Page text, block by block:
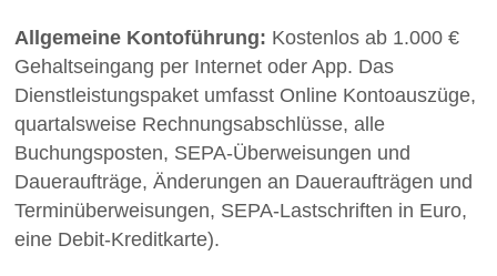
Allgemeine Kontoführung: Kostenlos ab 1.000 €
Gehaltseingang per Internet oder App. Das
Dienstleistungspaket umfasst Online Kontoauszüge,
quartalsweise Rechnungsabschlüsse, alle
Buchungsposten, SEPA-Überweisungen und
Daueraufträge, Änderungen an Daueraufträgen und
Terminüberweisungen, SEPA-Lastschriften in Euro,
eine Debit-Kreditkarte).